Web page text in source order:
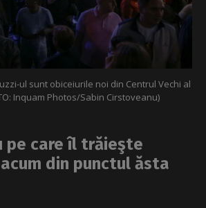
ul sunt obiceiurile noi din Centrul Vechi al
Inquam Photos/Sabin Cirstoveanu)
pe care îl trăieşte
din punctul ăsta